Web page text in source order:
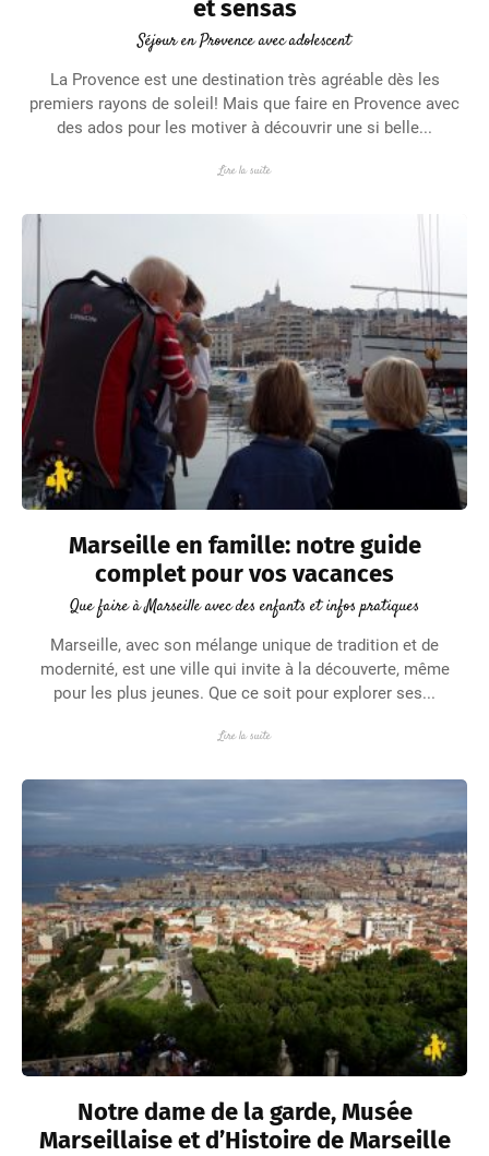
et sensas
Séjour en Provence avec adolescent
La Provence est une destination très agréable dès les
premiers rayons de soleil! Mais que faire en Provence avec
des ados pour les motiver à découvrir une si belle...
Lire la suite
Marseille en famille: notre guide
complet pour vos vacances
Que faire à Marseille avec des enfants et infos pratiques
Marseille, avec son mélange unique de tradition et de
modernité, est une ville qui invite à la découverte, même
pour les plus jeunes. Que ce soit pour explorer ses...
Lire la suite
Notre dame de la garde, Musée
Marseillaise et d’Histoire de Marseille